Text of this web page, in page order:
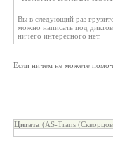
Вы в следующий раз
можно написать под
ничего интересного нет.
Если ничем не можете
Цитата (AS-Trans